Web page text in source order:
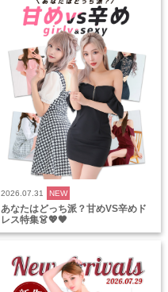
2026.07.31 NEW
あなたはどっち派？甘めVS辛めド
レス特集👗💖🖤